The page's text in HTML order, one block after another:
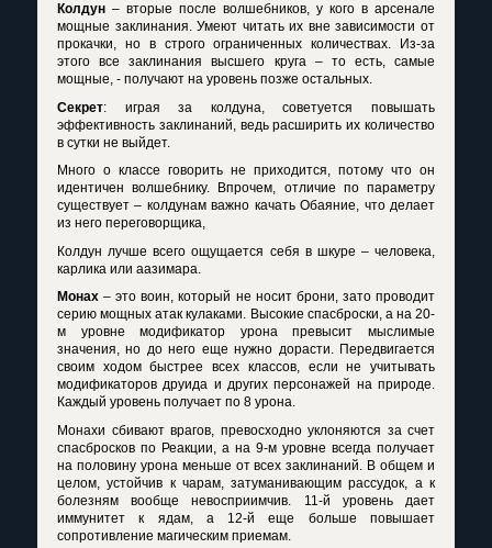
Колдун – вторые после волшебников, у кого в арсенале
мощные заклинания. Умеют читать их вне зависимости от
прокачки, но в строго ограниченных количествах. Из-за
этого все заклинания высшего круга – то есть, самые
мощные, - получают на уровень позже остальных.
Секрет: играя за колдуна, советуется повышать
эффективность заклинаний, ведь расширить их количество
в сутки не выйдет.
Много о классе говорить не приходится, потому что он
идентичен волшебнику. Впрочем, отличие по параметру
существует – колдунам важно качать Обаяние, что делает
из него переговорщика,
Колдун лучше всего ощущается себя в шкуре – человека,
карлика или аазимара.
Монах – это воин, который не носит брони, зато проводит
серию мощных атак кулаками. Высокие спасброски, а на 20-
м уровне модификатор урона превысит мыслимые
значения, но до него еще нужно дорасти. Передвигается
своим ходом быстрее всех классов, если не учитывать
модификаторов друида и других персонажей на природе.
Каждый уровень получает по 8 урона.
Монахи сбивают врагов, превосходно уклоняются за счет
спасбросков по Реакции, а на 9-м уровне всегда получает
на половину урона меньше от всех заклинаний. В общем и
целом, устойчив к чарам, затуманивающим рассудок, а к
болезням вообще невосприимчив. 11-й уровень дает
иммунитет к ядам, а 12-й еще больше повышает
сопротивление магическим приемам.